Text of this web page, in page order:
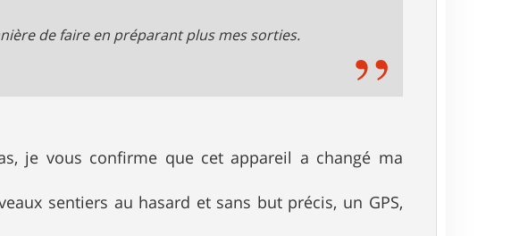
de faire en préparant plus mes sorties.
je vous confirme que cet appareil a changé ma
sentiers au hasard et sans but précis, un GPS,